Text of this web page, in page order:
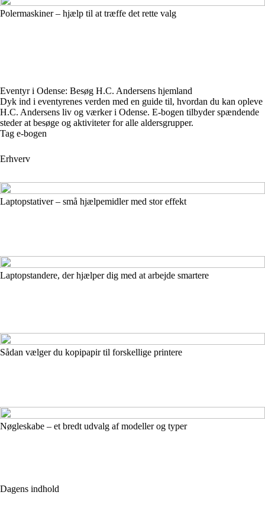
Polermaskiner – hjælp til at træffe det rette valg
Eventyr i Odense: Besøg H.C. Andersens hjemland
Dyk ind i eventyrenes verden med en guide til, hvordan du kan opleve
H.C. Andersens liv og værker i Odense. E-bogen tilbyder spændende
steder at besøge og aktiviteter for alle aldersgrupper.
Tag e-bogen
Erhverv
Laptopstativer – små hjælpemidler med stor effekt
Laptopstandere, der hjælper dig med at arbejde smartere
Sådan vælger du kopipapir til forskellige printere
Nøgleskabe – et bredt udvalg af modeller og typer
Dagens indhold